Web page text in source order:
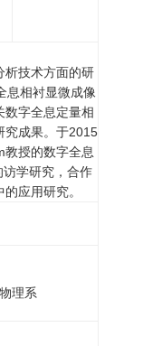
析技术方面的研
息相衬显微成像
数字全息定量相
究成果。于2015
授的数字全息
学研究，合作
应用研究。
理系